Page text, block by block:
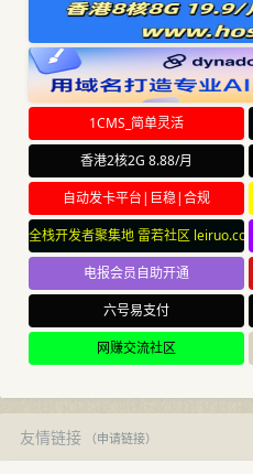
1CMS_简单灵活
香港2核2G 8.88/月
自动发卡平台|巨稳|合规
全栈开发者聚集地 雷若社区 leiruo.com
电报会员自助开通
六号易支付
网赚交流社区
友情链接（申请链接）